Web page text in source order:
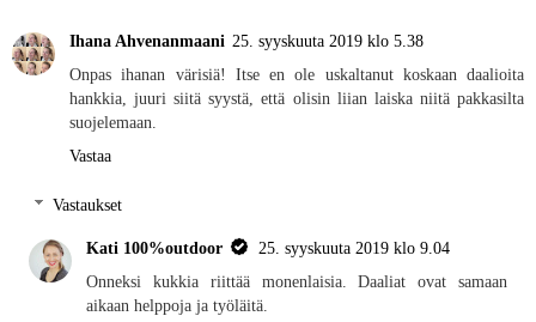
Ihana Ahvenanmaani 25. syyskuuta 2019 klo 5.38
Onpas ihanan värisiä! Itse en ole uskaltanut koskaan daalioita
hankkia, juuri siitä syystä, että olisin liian laiska niitä pakkasilta
suojelemaan.
Vastaa
Vastaukset
Kati 100%outdoor
25. syyskuuta 2019 klo 9.04
Onneksi kukkia riittää monenlaisia. Daaliat ovat samaan
aikaan helppoja ja työläitä.